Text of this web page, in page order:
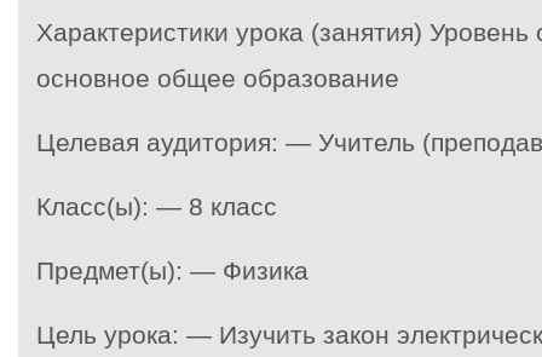
Характеристики урока (занятия)
основное общее образование
Целевая аудитория: — Учитель
Класс(ы): — 8 класс
Предмет(ы): — Физика
Цель урока: — Изучить закон